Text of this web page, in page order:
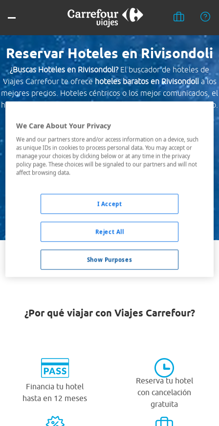
Reservar Hoteles en Rivisondoli
¿Buscas Hoteles en Rivisondoli?El buscador de hoteles de
Viajes Carrefour te ofrece hoteles baratos en Rivisondoli a los
mejores precios. Hoteles céntricos o los mejor comunicados, el
hotel que busques nosotros te lo encontramos al mejor precio.
Destino *
Fechas *
08/08/2026 - 09/08/2026
Buscar
VER TODOS LOS HOTELES BARATOS EN RIVISONDOLI
¿Por qué viajar con Viajes Carrefour?
Financia tu hotel
hasta en 12 meses
Reserva tu hotel
con cancelación
gratuita
We Care About Your Privacy
We and our partners store and/or access information on a device, such
as unique IDs in cookies to process personal data. You may accept or
manage your choices by clicking below or at any time in the privacy
policy page. These choices will be signaled to our partners and will not
affect browsing data.
Show Purposes
Reject All
I Accept